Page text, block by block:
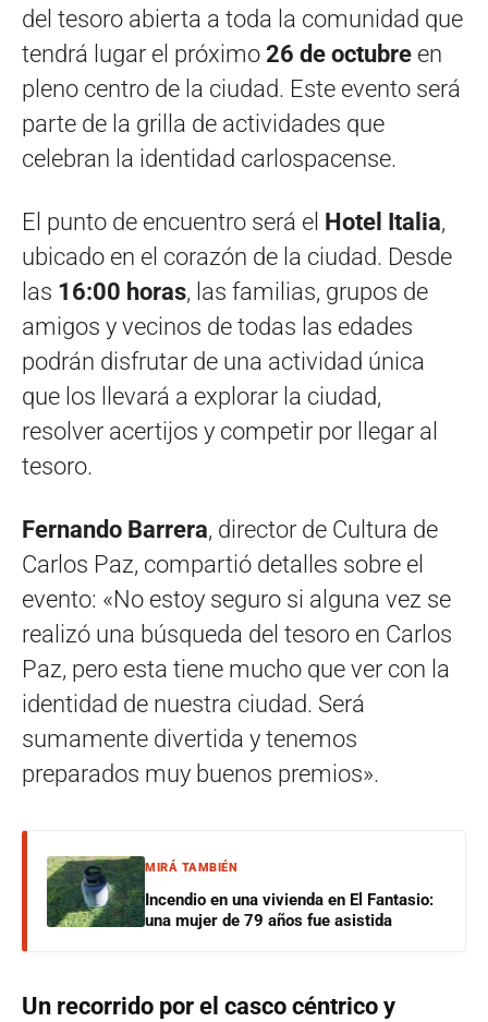
del tesoro abierta a toda la comunidad que
tendrá lugar el próximo 26 de octubre en
pleno centro de la ciudad. Este evento será
parte de la grilla de actividades que
celebran la identidad carlospacense.
El punto de encuentro será el Hotel Italia,
ubicado en el corazón de la ciudad. Desde
las 16:00 horas, las familias, grupos de
amigos y vecinos de todas las edades
podrán disfrutar de una actividad única
que los llevará a explorar la ciudad,
resolver acertijos y competir por llegar al
tesoro.
Fernando Barrera, director de Cultura de
Carlos Paz, compartió detalles sobre el
evento: «No estoy seguro si alguna vez se
realizó una búsqueda del tesoro en Carlos
Paz, pero esta tiene mucho que ver con la
identidad de nuestra ciudad. Será
sumamente divertida y tenemos
preparados muy buenos premios».
MIRÁ TAMBIÉN
Incendio en una vivienda en El Fantasio:
una mujer de 79 años fue asistida
Un recorrido por el casco céntrico y